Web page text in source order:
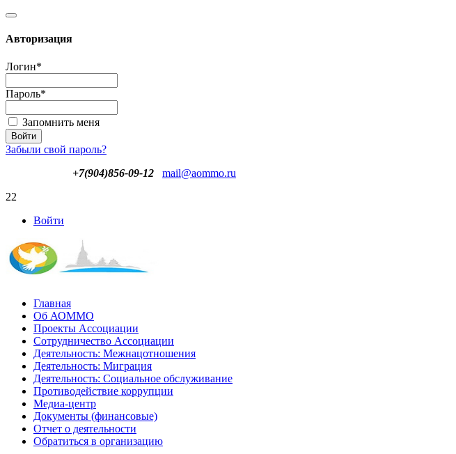
Авторизация
Логин*
Пароль*
Запомнить меня
Забыли свой пароль?
+7(904)856-09-12
mail@aommo.ru
22
Войти
Главная
Об АОММО
Проекты Ассоциации
Сотрудничество Ассоциации
Деятельность: Межнацотношения
Деятельность: Миграция
Деятельность: Социальное обслуживание
Противодействие коррупции
Медиа-центр
Документы (финансовые)
Отчет о деятельности
Обратиться в организацию